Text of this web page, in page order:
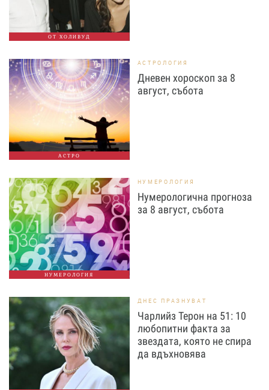
ОТ ХОЛИВУД
АСТРО
АСТРОЛОГИЯ
Дневен хороскоп за 8
август, събота
НУМЕРОЛОГИЯ
НУМЕРОЛОГИЯ
Нумерологична прогноза
за 8 август, събота
ДНЕС ПРАЗНУВАТ
Чарлийз Терон на 51: 10
любопитни факта за
звездата, която не спира
да вдъхновява